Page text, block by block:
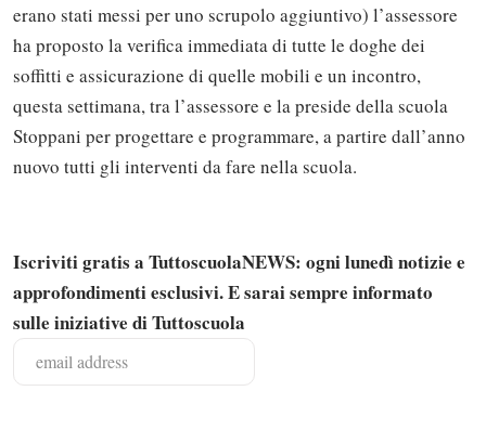
erano stati messi per uno scrupolo aggiuntivo) l’assessore
ha proposto la verifica immediata di tutte le doghe dei
soffitti e assicurazione di quelle mobili e un incontro,
questa settimana, tra l’assessore e la preside della scuola
Stoppani per progettare e programmare, a partire dall’anno
nuovo tutti gli interventi da fare nella scuola.
Iscriviti gratis a TuttoscuolaNEWS: ogni lunedì notizie e
approfondimenti esclusivi. E sarai sempre informato
sulle iniziative di Tuttoscuola
Solo gli utenti registrati possono
commentare!